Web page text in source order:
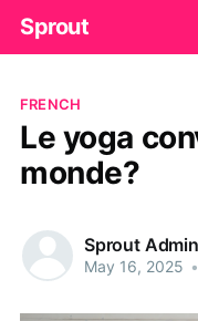
Sprout
FRENCH
Le yoga
monde?
Sprout Admin
May 16, 2025 •